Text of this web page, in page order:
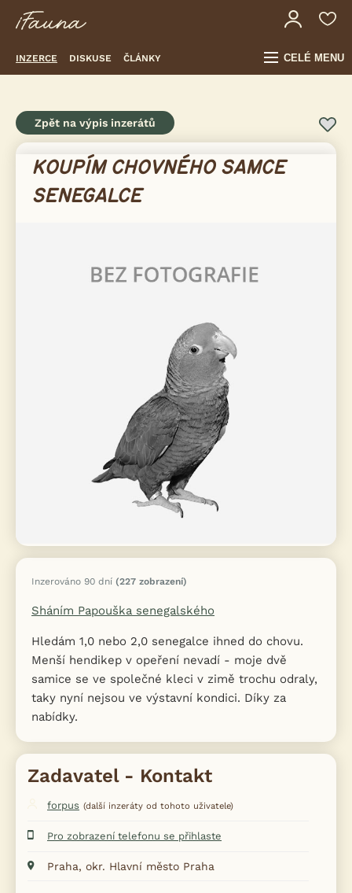
INZERCE DISKUSE ČLÁNKY CELÉ MENU
Zpět na výpis inzerátů
Inzerováno 90 dní (227 zobrazení)
Sháním Papouška senegalského
Hledám 1,0 nebo 2,0 senegalce ihned do chovu.
Menší hendikep v opeření nevadí - moje dvě
samice se ve společné kleci v zimě trochu odraly,
taky nyní nejsou ve výstavní kondici. Díky za
nabídky.
Zadavatel - Kontakt
forpus (další inzeráty od tohoto uživatele)
Pro zobrazení telefonu se přihlaste
Praha, okr. Hlavní město Praha
KOUPÍM CHOVNÉHO SAMCE
SENEGALCE